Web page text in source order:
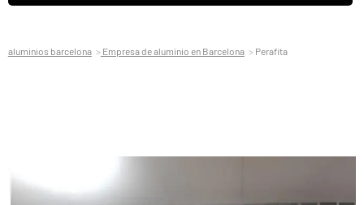
aluminios barcelona Empresa de aluminio en Barcelona Perafita